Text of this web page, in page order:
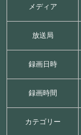
メディア
放送局
録画日時
録画時間
カテゴリー